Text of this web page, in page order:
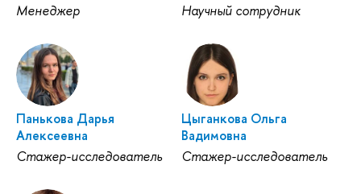
Менеджер
Научный сотрудник
Панькова Дарья
Алексеевна
Стажер-исследователь
Цыганкова Ольга
Вадимовна
Стажер-исследователь